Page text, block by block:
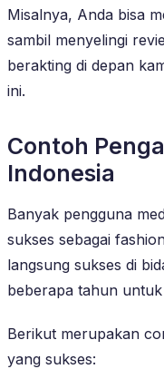
Misalnya, Anda bisa
sambil menyelingi
berakting di depan
ini.
Contoh
Indonesia
Banyak pengguna
sukses sebagai
langsung sukses di
beberapa tahun
Berikut merupakan
yang sukses: